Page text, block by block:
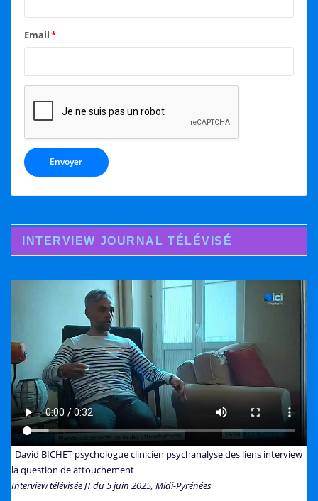
Email*
INTERVIEW JOURNAL TÉLÉVISÉ
David BICHET psychologue clinicien psychanalyse des liens interview
la question de attouchement
Interview télévisée JT du 5 juin 2025, Midi-Pyrénées